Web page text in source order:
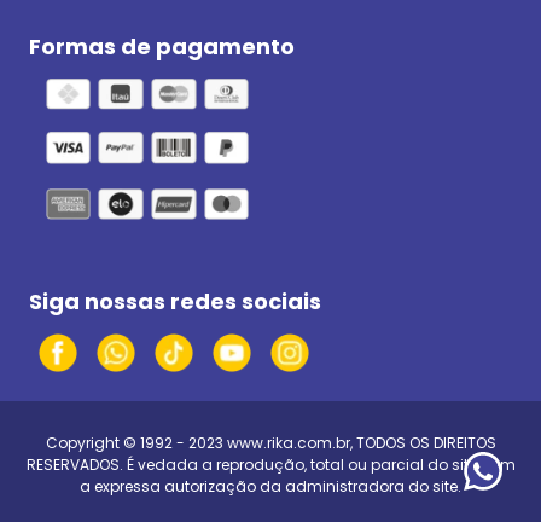
Formas de pagamento
Siga nossas redes sociais
Copyright © 1992 - 2023 www.rika.com.br, TODOS OS DIREITOS
RESERVADOS. É vedada a reprodução, total ou parcial do site, sem
a expressa autorização da administradora do site.